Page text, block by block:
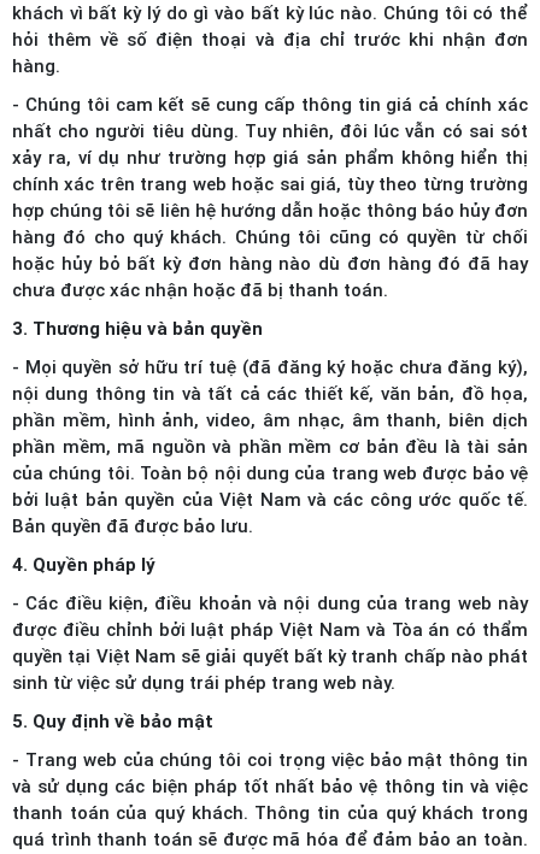
khách vì bất kỳ lý do gì vào bất kỳ lúc nào. Chúng tôi có thể
hỏi thêm về số điện thoại và địa chỉ trước khi nhận đơn
hàng.
- Chúng tôi cam kết sẽ cung cấp thông tin giá cả chính xác
nhất cho người tiêu dùng. Tuy nhiên, đôi lúc vẫn có sai sót
xảy ra, ví dụ như trường hợp giá sản phẩm không hiển thị
chính xác trên trang web hoặc sai giá, tùy theo từng trường
hợp chúng tôi sẽ liên hệ hướng dẫn hoặc thông báo hủy đơn
hàng đó cho quý khách. Chúng tôi cũng có quyền từ chối
hoặc hủy bỏ bất kỳ đơn hàng nào dù đơn hàng đó đã hay
chưa được xác nhận hoặc đã bị thanh toán.
3. Thương hiệu và bản quyền
- Mọi quyền sở hữu trí tuệ (đã đăng ký hoặc chưa đăng ký),
nội dung thông tin và tất cả các thiết kế, văn bản, đồ họa,
phần mềm, hình ảnh, video, âm nhạc, âm thanh, biên dịch
phần mềm, mã nguồn và phần mềm cơ bản đều là tài sản
của chúng tôi. Toàn bộ nội dung của trang web được bảo vệ
bởi luật bản quyền của Việt Nam và các công ước quốc tế.
Bản quyền đã được bảo lưu.
4. Quyền pháp lý
- Các điều kiện, điều khoản và nội dung của trang web này
được điều chỉnh bởi luật pháp Việt Nam và Tòa án có thẩm
quyền tại Việt Nam sẽ giải quyết bất kỳ tranh chấp nào phát
sinh từ việc sử dụng trái phép trang web này.
5. Quy định về bảo mật
- Trang web của chúng tôi coi trọng việc bảo mật thông tin
và sử dụng các biện pháp tốt nhất bảo vệ thông tin và việc
thanh toán của quý khách. Thông tin của quý khách trong
quá trình thanh toán sẽ được mã hóa để đảm bảo an toàn.